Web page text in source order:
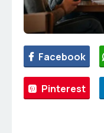
Facebook
Pinterest